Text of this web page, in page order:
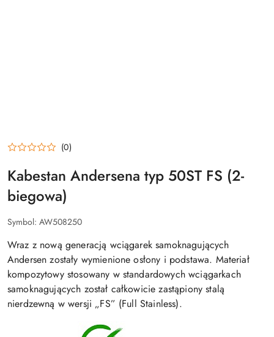
(0)
Kabestan Andersena typ 50ST FS (2-
biegowa)
Symbol: AW508250
Wraz z nową generacją wciągarek samoknagujących
Andersen zostały wymienione osłony i podstawa. Materiał
kompozytowy stosowany w standardowych wciągarkach
samoknagujących został całkowicie zastąpiony stalą
nierdzewną w wersji „FS” (Full Stainless).